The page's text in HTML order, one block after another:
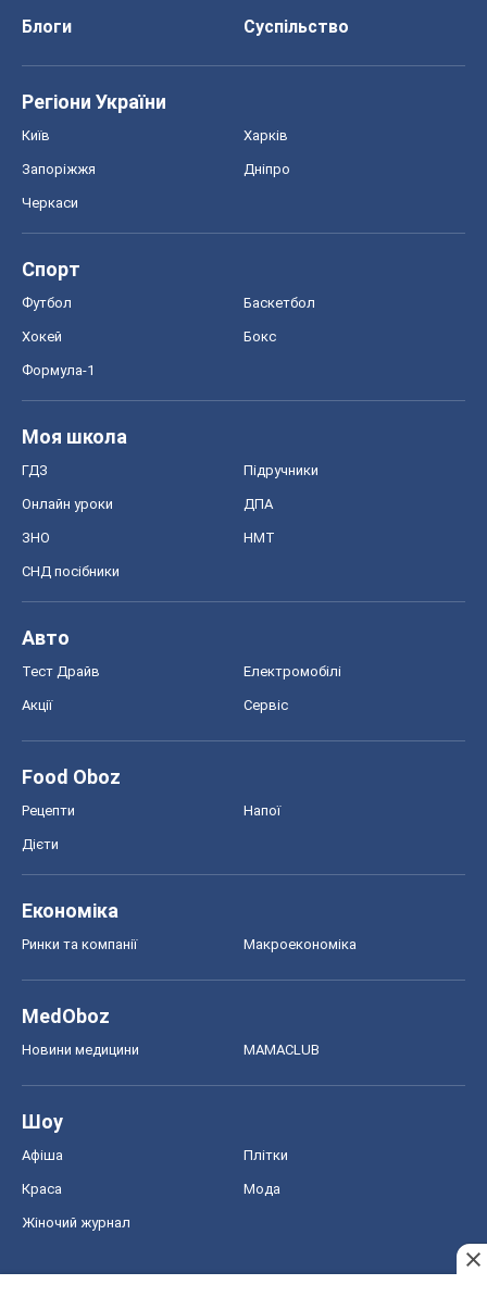
Блоги
Суспільство
Регіони України
Київ Харків
Запоріжжя Дніпро
Черкаси
Спорт
Футбол Баскетбол
Хокей Бокс
Формула-1
Моя школа
ГДЗ Підручники
Онлайн уроки ДПА
ЗНО НМТ
СНД посібники
Авто
Тест Драйв Електромобілі
Акції Сервіс
Food Oboz
Рецепти Напої
Дієти
Економіка
Ринки та компанії Макроекономіка
MedOboz
Новини медицини MAMACLUB
Шоу
Афіша Плітки
Краса Мода
Жіночий журнал